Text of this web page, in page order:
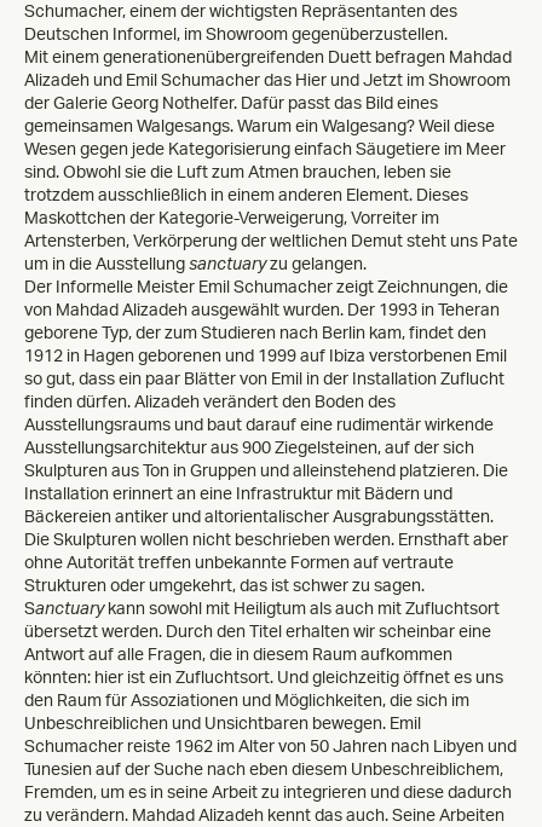
Schumacher, einem der wichtigsten Repräsentanten des
Deutschen Informel, im Showroom gegenüberzustellen.
Mit einem generationenübergreifenden Duett befragen Mahdad
Alizadeh und Emil Schumacher das Hier und Jetzt im Showroom
der Galerie Georg Nothelfer. Dafür passt das Bild eines
gemeinsamen Walgesangs. Warum ein Walgesang? Weil diese
Wesen gegen jede Kategorisierung einfach Säugetiere im Meer
sind. Obwohl sie die Luft zum Atmen brauchen, leben sie
trotzdem ausschließlich in einem anderen Element. Dieses
Maskottchen der Kategorie-Verweigerung, Vorreiter im
Artensterben, Verkörperung der weltlichen Demut steht uns Pate
um in die Ausstellung sanctuaryzu gelangen.
Der Informelle Meister Emil Schumacher zeigt Zeichnungen, die
von Mahdad Alizadeh ausgewählt wurden. Der 1993 in Teheran
geborene Typ, der zum Studieren nach Berlin kam, findet den
1912 in Hagen geborenen und 1999 auf Ibiza verstorbenen Emil
so gut, dass ein paar Blätter von Emil in der Installation Zuflucht
finden dürfen. Alizadeh verändert den Boden des
Ausstellungsraums und baut darauf eine rudimentär wirkende
Ausstellungsarchitektur aus 900 Ziegelsteinen, auf der sich
Skulpturen aus Ton in Gruppen und alleinstehend platzieren. Die
Installation erinnert an eine Infrastruktur mit Bädern und
Bäckereien antiker und altorientalischer Ausgrabungsstätten.
Die Skulpturen wollen nicht beschrieben werden. Ernsthaft aber
ohne Autorität treffen unbekannte Formen auf vertraute
Strukturen oder umgekehrt, das ist schwer zu sagen.
Sanctuary kann sowohl mit Heiligtum als auch mit Zufluchtsort
übersetzt werden. Durch den Titel erhalten wir scheinbar eine
Antwort auf alle Fragen, die in diesem Raum aufkommen
könnten: hier ist ein Zufluchtsort. Und gleichzeitig öffnet es uns
den Raum für Assoziationen und Möglichkeiten, die sich im
Unbeschreiblichen und Unsichtbaren bewegen. Emil
Schumacher reiste 1962 im Alter von 50 Jahren nach Libyen und
Tunesien auf der Suche nach eben diesem Unbeschreiblichem,
Fremden, um es in seine Arbeit zu integrieren und diese dadurch
zu verändern. Mahdad Alizadeh kennt das auch. Seine Arbeiten